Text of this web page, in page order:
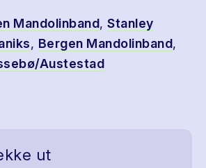
Mandolinband, Stanley
, Bergen Mandolinband,
Austestad
ut